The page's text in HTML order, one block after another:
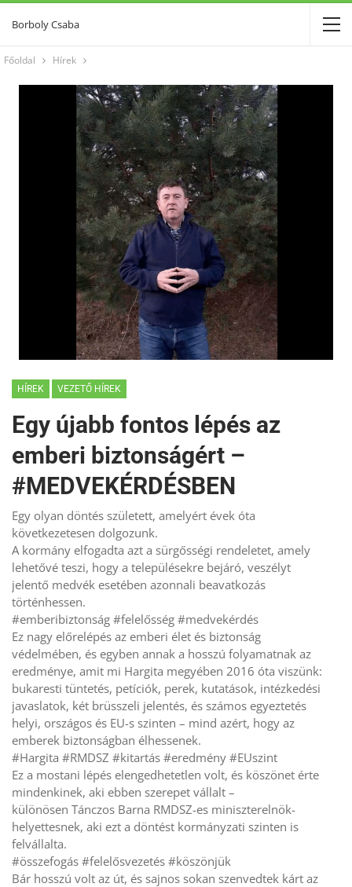
Borboly Csaba
Főoldal Hírek
HÍREK VEZETŐ HÍREK
Egy újabb fontos lépés az
emberi biztonságért –
#MEDVEKÉRDÉSBEN
Egy olyan döntés született, amelyért évek óta
következetesen dolgozunk.
A kormány elfogadta azt a sürgősségi rendeletet, amely
lehetővé teszi, hogy a településekre bejáró, veszélyt
jelentő medvék esetében azonnali beavatkozás
történhessen.
#emberibiztonság #felelősség #medvekérdés
Ez nagy előrelépés az emberi élet és biztonság
védelmében, és egyben annak a hosszú folyamatnak az
eredménye, amit mi Hargita megyében 2016 óta viszünk:
bukaresti tüntetés, petíciók, perek, kutatások, intézkedési
javaslatok, két brüsszeli jelentés, és számos egyeztetés
helyi, országos és EU-s szinten – mind azért, hogy az
emberek biztonságban élhessenek.
#Hargita #RMDSZ #kitartás #eredmény #EUszint
Ez a mostani lépés elengedhetetlen volt, és köszönet érte
mindenkinek, aki ebben szerepet vállalt –
különösen Tánczos Barna RMDSZ-es miniszterelnök-
helyettesnek, aki ezt a döntést kormányzati szinten is
felvállalta.
#összefogás #felelősvezetés #köszönjük
Bár hosszú volt az út, és sajnos sokan szenvedtek kárt az